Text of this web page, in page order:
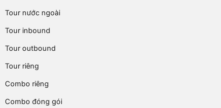
Tour nước ngoài
Tour inbound
Tour outbound
Tour riêng
Combo riêng
Combo đóng gói